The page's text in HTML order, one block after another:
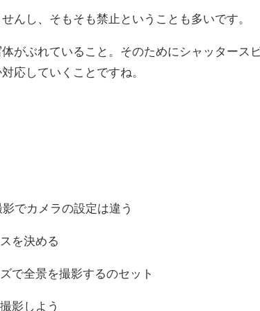
んし、そもそも禁止ということも多いです。
がぶれていること。そのためにシャッタース
応していくことですね。
でカメラの設定は違う
を決める
で全景を撮影するのセット
影しよう